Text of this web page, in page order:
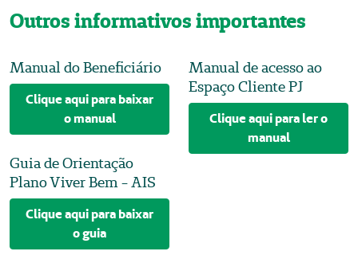
Outros informativos importantes
Manual do Beneficiário
Clique aqui para baixar
o manual
Guia de Orientação
Plano Viver Bem - AIS
Clique aqui para baixar
o guia
Manual de acesso ao
Espaço Cliente PJ
Clique aqui para ler o
manual